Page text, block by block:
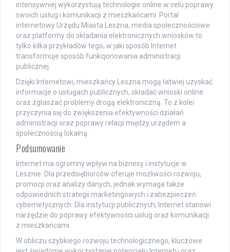
intensywniej wykorzystują technologie online w celu poprawy
swoich usług i komunikacji z mieszkańcami. Portal
internetowy Urzędu Miasta Leszna, media społecznościowe
oraz platformy do składania elektronicznych wniosków to
tylko kilka przykładów tego, w jaki sposób Internet
transformuje sposób funkcjonowania administracji
publicznej.
Dzięki Internetowi, mieszkańcy Leszna mogą łatwiej uzyskać
informacje o usługach publicznych, składać wnioski online
oraz zgłaszać problemy drogą elektroniczną. To z kolei
przyczynia się do zwiększenia efektywności działań
administracji oraz poprawy relacji między urzędem a
społecznością lokalną.
Podsumowanie
Internet ma ogromny wpływ na biznesy i instytucje w
Lesznie. Dla przedsiębiorców oferuje możliwości rozwoju,
promocji oraz analizy danych, jednak wymaga także
odpowiednich strategii marketingowych i zabezpieczeń
cybernetycznych. Dla instytucji publicznych, Internet stanowi
narzędzie do poprawy efektywności usług oraz komunikacji
z mieszkańcami.
W obliczu szybkiego rozwoju technologicznego, kluczowe